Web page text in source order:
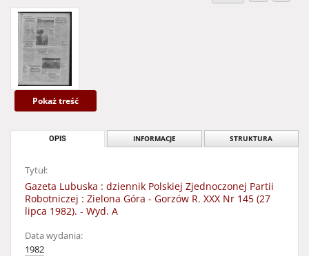
Pokaż treść
OPIS INFORMACJE STRUKTURA
Tytuł:
Gazeta Lubuska : dziennik Polskiej Zjednoczonej Partii
Robotniczej : Zielona Góra - Gorzów R. XXX Nr 145 (27
lipca 1982). - Wyd. A
Data wydania:
1982